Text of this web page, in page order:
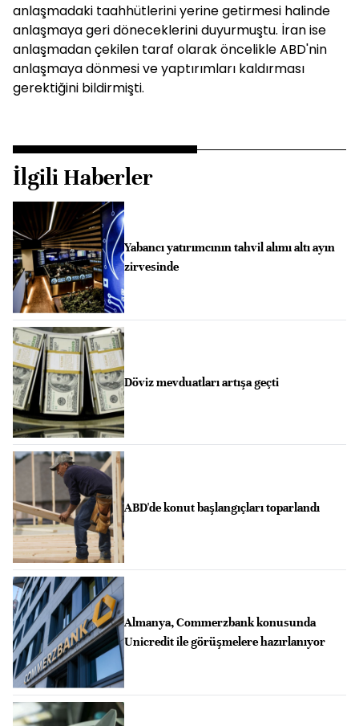
anlaşmadaki taahhütlerini yerine getirmesi halinde
anlaşmaya geri döneceklerini duyurmuştu. İran ise
anlaşmadan çekilen taraf olarak öncelikle ABD'nin
anlaşmaya dönmesi ve yaptırımları kaldırması
gerektiğini bildirmişti.
İlgili Haberler
Yabancı yatırımcının tahvil alımı altı ayın
zirvesinde
Döviz mevduatları artışa geçti
ABD'de konut başlangıçları toparlandı
Almanya, Commerzbank konusunda
Unicredit ile görüşmelere hazırlanıyor